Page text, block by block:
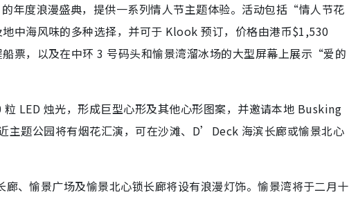
年度浪漫盛典，提供一系列情人节主题体验。活动包括“情人节花
中海风味的多种选择，并可于 Klook 预订，价格由港币$1,530
票，以及在中环 3 号码头和愉景湾溜冰场的大型屏幕上展示“爱的
LED 烛光，形成巨型心形及其他心形图案，并邀请本地 Busking
主题公园将有烟花汇演，可在沙滩、D’Deck 海滨长廊或愉景北心
、愉景广场及愉景北心锁长廊将设有浪漫灯饰。愉景湾将于二月十